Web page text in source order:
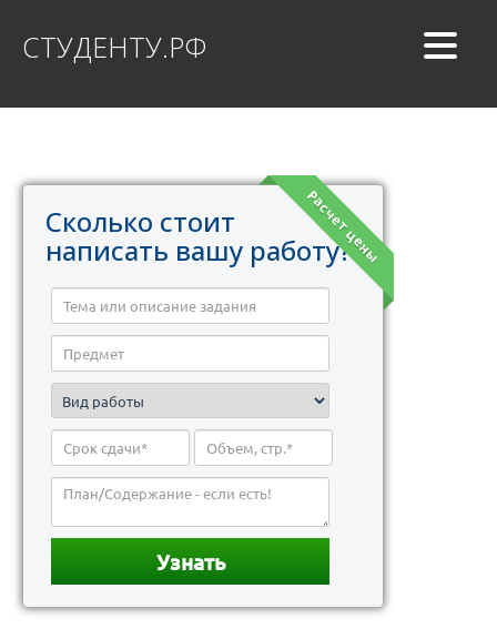
СТУДЕНТУ.РФ
Расчет цены
Сколько стоит
написать вашу работу?